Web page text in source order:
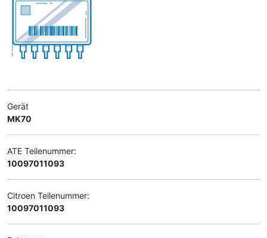
Gerät
MK70
ATE Teilenummer:
10097011093
Citroen Teilenummer:
10097011093